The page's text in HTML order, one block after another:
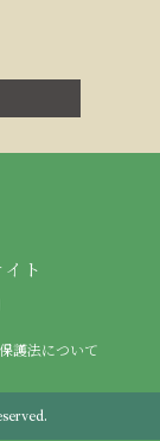
ト
護法について